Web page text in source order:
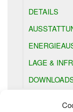
DETAILS
LAGE &